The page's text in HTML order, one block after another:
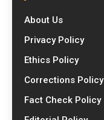
About Us
Privacy Policy
Ethics Policy
Corrections Policy
Fact Check Policy